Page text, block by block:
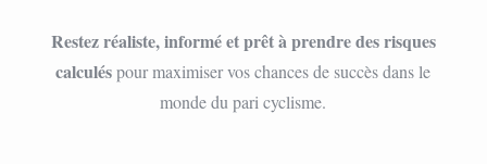
Restez réaliste, informé et prêt à prendre des risques
calculéspour maximiser vos chances de succès dans le
monde du pari cyclisme.